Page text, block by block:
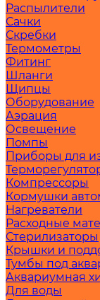
Распылители
Сачки
Скребки
Термометры
Фитинг
Шланги
Щипцы
Оборудование
Аэрация
Освещение
Помпы
Приборы для
Компрессоры
Кормушки
Нагреватели
Расходные
Стерилизаторы
Крышки и
Тумбы под
Аквариумная
Для воды